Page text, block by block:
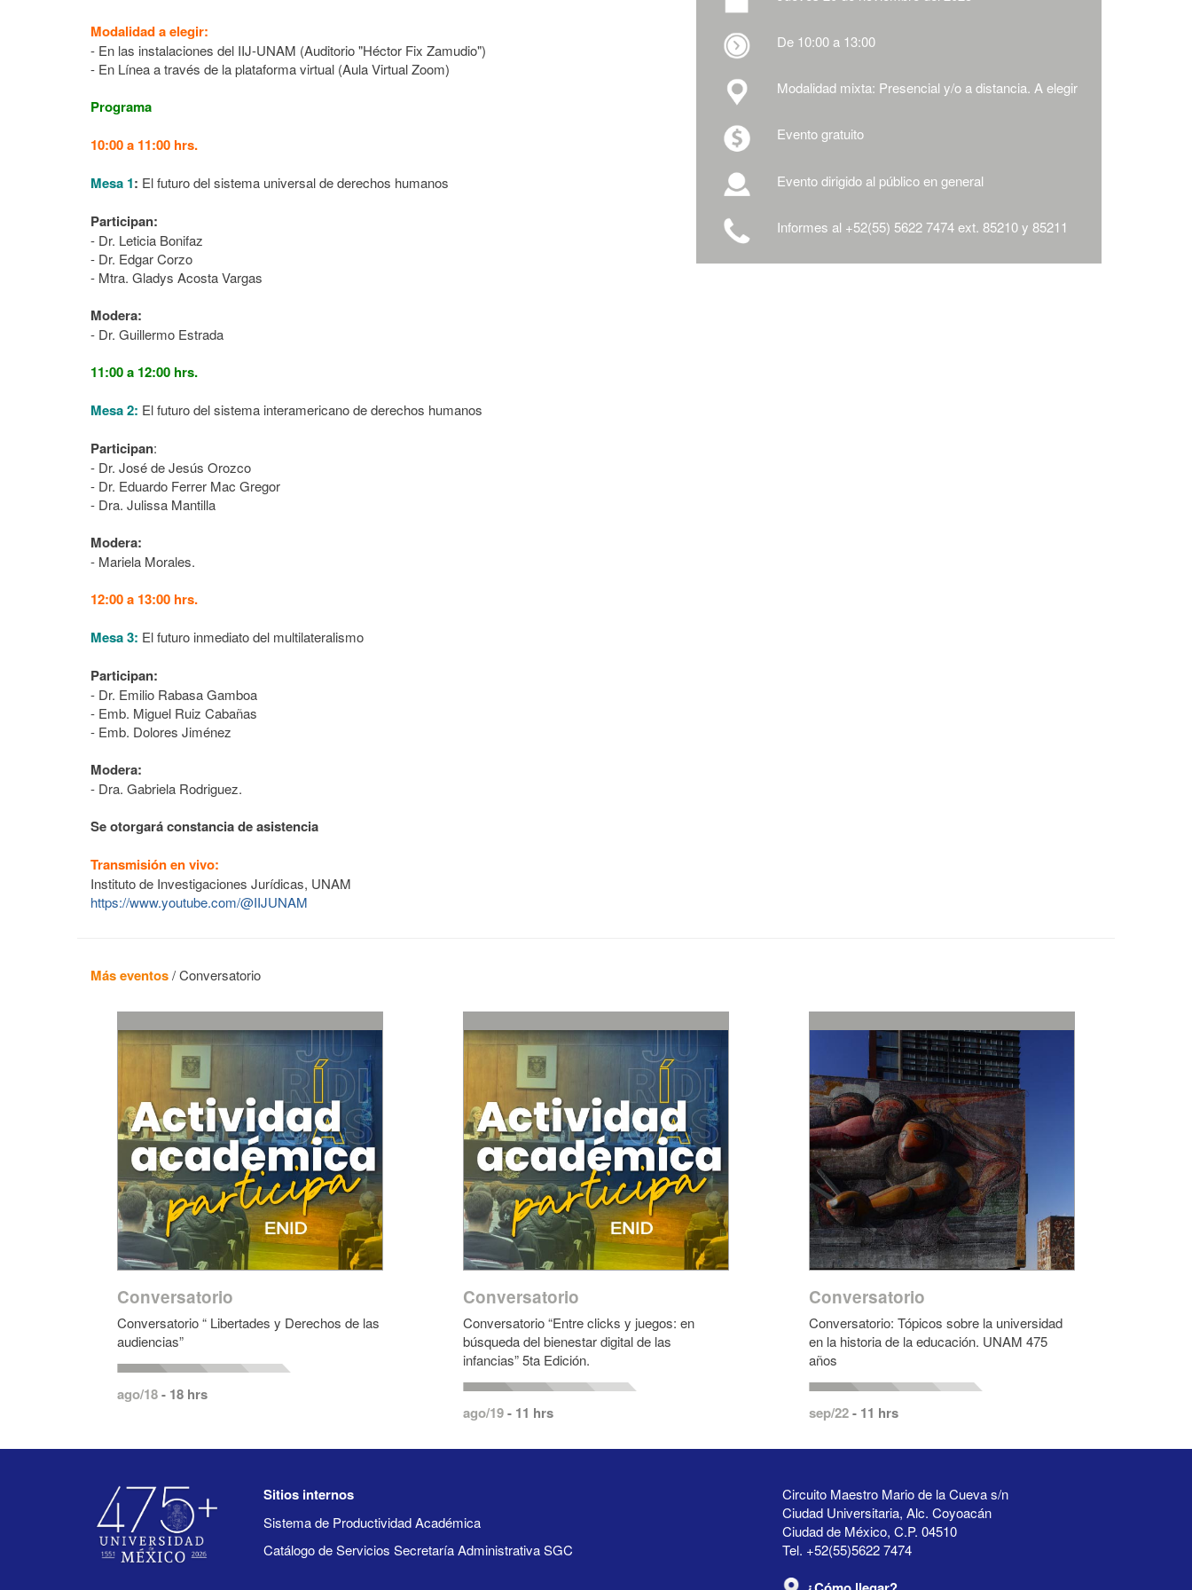
Modalidad a elegir:
- En las instalaciones del IIJ-UNAM (Auditorio "Héctor Fix Zamudio")
- En Línea a través de la plataforma virtual (Aula Virtual Zoom)
Programa
10:00 a 11:00 hrs.
Mesa 1: El futuro del sistema universal de derechos humanos
Participan:
- Dr. Leticia Bonifaz
- Dr. Edgar Corzo
- Mtra. Gladys Acosta Vargas
Modera:
- Dr. Guillermo Estrada
11:00 a 12:00 hrs.
Mesa 2: El futuro del sistema interamericano de derechos humanos
Participan:
- Dr. José de Jesús Orozco
- Dr. Eduardo Ferrer Mac Gregor
- Dra. Julissa Mantilla
Modera:
- Mariela Morales.
12:00 a 13:00 hrs.
Mesa 3: El futuro inmediato del multilateralismo
Participan:
- Dr. Emilio Rabasa Gamboa
- Emb. Miguel Ruiz Cabañas
- Emb. Dolores Jiménez
Modera:
- Dra. Gabriela Rodriguez.
Se otorgará constancia de asistencia
Transmisión en vivo:
Instituto de Investigaciones Jurídicas, UNAM
https://www.youtube.com/@IIJUNAM
De 10:00 a 13:00
Modalidad mixta: Presencial y/o a distancia. A elegir
Evento gratuito
Evento dirigido al público en general
Informes al +52(55) 5622 7474 ext. 85210 y 85211
Más eventos/Conversatorio
Conversatorio
Conversatorio “ Libertades y Derechos de las
audiencias”
ago/18- 18 hrs
Conversatorio
Conversatorio “Entre clicks y juegos: en
búsqueda del bienestar digital de las
infancias” 5ta Edición.
ago/19- 11 hrs
Conversatorio
Conversatorio: Tópicos sobre la universidad
en la historia de la educación. UNAM 475
años
sep/22- 11 hrs
Circuito Maestro Mario de la Cueva s/n
Ciudad Universitaria, Alc. Coyoacán
Ciudad de México, C.P. 04510
Tel. +52(55)5622 7474
Sitios internos
Sistema de Productividad Académica
Catálogo de Servicios Secretaría Administrativa SGC